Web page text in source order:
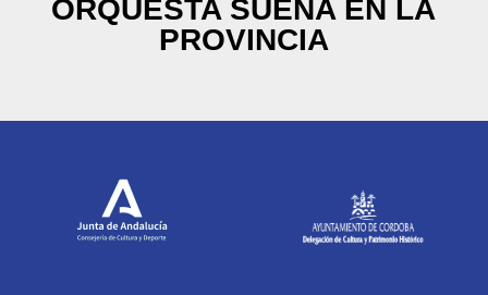
ORQUESTA SUENA EN LA
PROVINCIA